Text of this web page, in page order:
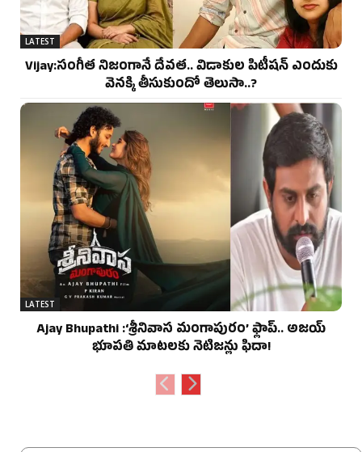
LATEST
Vijay:సంగీత నిజంగానే దేవత.. విడాకుల పిటీషన్ ఎందుకు
వెనక్కి తీసుకుందో తెలుసా..?
LATEST
Ajay Bhupathi :‘శ్రీనివాస మంగాపురం’ ఫ్లాప్.. అజయ్
భూపతి మాటలకు నెటిజన్లు ఫిదా!